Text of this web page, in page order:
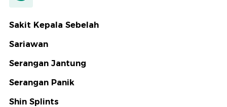
Sakit Kepala Sebelah
Sariawan
Serangan Jantung
Serangan Panik
Shin Splints